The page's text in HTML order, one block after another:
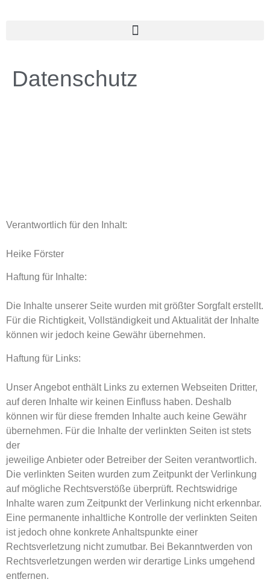
Datenschutz
Verantwortlich für den Inhalt:
Heike Förster
Haftung für Inhalte:
Die Inhalte unserer Seite wurden mit größter Sorgfalt erstellt.
Für die Richtigkeit, Vollständigkeit und Aktualität der Inhalte
können wir jedoch keine Gewähr übernehmen.
Haftung für Links:
Unser Angebot enthält Links zu externen Webseiten Dritter,
auf deren Inhalte wir keinen Einfluss haben. Deshalb
können wir für diese fremden Inhalte auch keine Gewähr
übernehmen. Für die Inhalte der verlinkten Seiten ist stets
der
jeweilige Anbieter oder Betreiber der Seiten verantwortlich.
Die verlinkten Seiten wurden zum Zeitpunkt der Verlinkung
auf mögliche Rechtsverstöße überprüft. Rechtswidrige
Inhalte waren zum Zeitpunkt der Verlinkung nicht erkennbar.
Eine permanente inhaltliche Kontrolle der verlinkten Seiten
ist jedoch ohne konkrete Anhaltspunkte einer
Rechtsverletzung nicht zumutbar. Bei Bekanntwerden von
Rechtsverletzungen werden wir derartige Links umgehend
entfernen.